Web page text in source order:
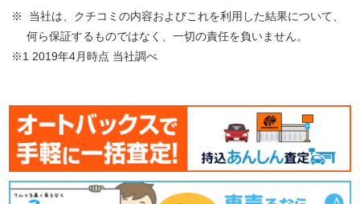
※ 当社は、クチコミの内容およびこれを利用した結果について、
何ら保証するものではなく、一切の責任を負いません。
※1 2019年4月時点 当社調べ